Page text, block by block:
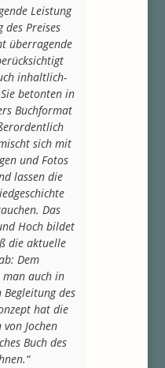
Leistung
des Preises
überragende
inhaltlich-
betonten in
Buchformat
sich mit
und Fotos
lassen die
Das
Hoch bildet
die aktuelle
Dem
man auch in
des
hat die
von Jochen
Buch des